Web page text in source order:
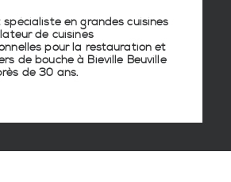
spécialiste en grandes cuisines
de cuisines
pour la restauration et
de bouche à Bieville Beuville
de 30 ans.